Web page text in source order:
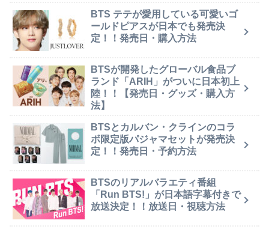
BTS テテが愛用している可愛いゴ
ールドピアスが日本でも発売決
定！！発売日・購入方法
BTSが開発したグローバル食品ブ
ランド「ARIH」がついに日本初上
陸！！【発売日・グッズ・購入方
法】
BTSとカルバン・クラインのコラ
ボ限定版パジャマセットが発売決
定！！発売日・予約方法
BTSのリアルバラエティ番組
「Run BTS!」が日本語字幕付きで
放送決定！！放送日・視聴方法